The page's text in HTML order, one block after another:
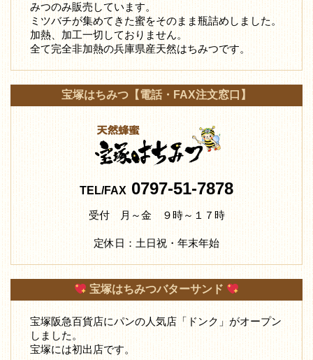
みつのみ販売しています。
ミツバチが集めてきた蜜をそのまま瓶詰めしました。
加熱、加工一切しておりません。
全て完全非加熱の兵庫県産天然はちみつです。
宝塚はちみつ【電話・FAX注文窓口】
TEL/FAX0797-51-7878
受付 月～金 ９時～１７時
定休日：土日祝・年末年始
宝塚はちみつバターサンド
宝塚阪急百貨店にパンの人気店「ドンク」がオープン
しました。
宝塚には初出店です。